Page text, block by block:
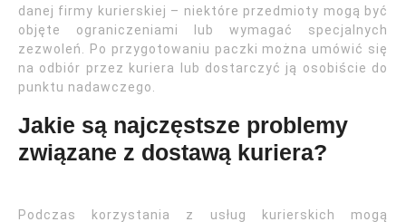
danej firmy kurierskiej – niektóre przedmioty mogą być
objęte ograniczeniami lub wymagać specjalnych
zezwoleń. Po przygotowaniu paczki można umówić się
na odbiór przez kuriera lub dostarczyć ją osobiście do
punktu nadawczego.
Jakie są najczęstsze problemy
związane z dostawą kuriera?
Podczas korzystania z usług kurierskich mogą